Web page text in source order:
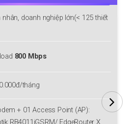
nhân, doanh nghiệp nhỏ (< 50 thiết
300 Mbps
tháng
+ 01 Access Point (AP)